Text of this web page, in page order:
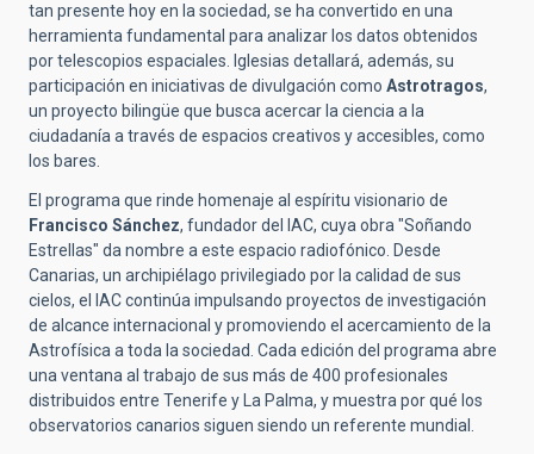
tan presente hoy en la sociedad, se ha convertido en una
herramienta fundamental para analizar los datos obtenidos
por telescopios espaciales. Iglesias detallará, además, su
participación en iniciativas de divulgación como Astrotragos,
un proyecto bilingüe que busca acercar la ciencia a la
ciudadanía a través de espacios creativos y accesibles, como
los bares.
El programa que rinde homenaje al espíritu visionario de
Francisco Sánchez, fundador del IAC, cuya obra "Soñando
Estrellas" da nombre a este espacio radiofónico. Desde
Canarias, un archipiélago privilegiado por la calidad de sus
cielos, el IAC continúa impulsando proyectos de investigación
de alcance internacional y promoviendo el acercamiento de la
Astrofísica a toda la sociedad. Cada edición del programa abre
una ventana al trabajo de sus más de 400 profesionales
distribuidos entre Tenerife y La Palma, y muestra por qué los
observatorios canarios siguen siendo un referente mundial.